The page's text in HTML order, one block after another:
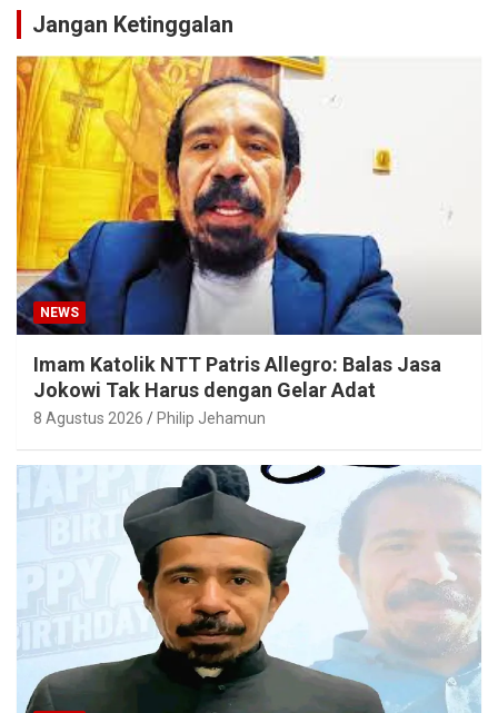
Jangan Ketinggalan
NEWS
Imam Katolik NTT Patris Allegro: Balas Jasa
Jokowi Tak Harus dengan Gelar Adat
8 Agustus 2026 Philip Jehamun